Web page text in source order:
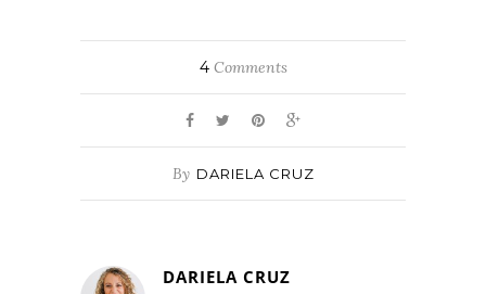
4Comments
By DARIELA CRUZ
DARIELA CRUZ